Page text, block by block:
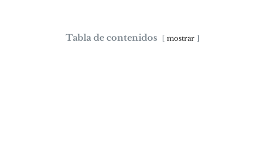
Tabla de contenidos mostrar